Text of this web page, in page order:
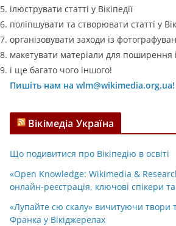
ілюструвати статті у Вікіпедії
поліпшувати та створювати статті у
організовувати заходи із
макетувати матеріали для поширення
і ще багато чого іншого!
Пишіть нам на wlm@wikimedia.org.ua!
Вікімедіа Україна
Що подивитися про Вікіпедію в освіті
«Open Knowledge: Wikimedia &
онлайн-реєстрація, ключові спікери
«Лупайте сю скалу» вичитуючи твори
Франка у Вікіджерелах